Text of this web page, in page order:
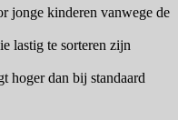
jonge kinderen vanwege de
lastig te sorteren zijn
hoger dan bij standaard